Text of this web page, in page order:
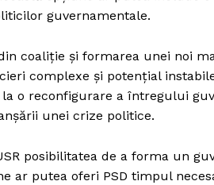
guvernamentale.
coaliție și formarea unei noi
complexe și potențial
o reconfigurare a întregului
unei crize politice.
posibilitatea de a forma un
ar putea oferi PSD timpul